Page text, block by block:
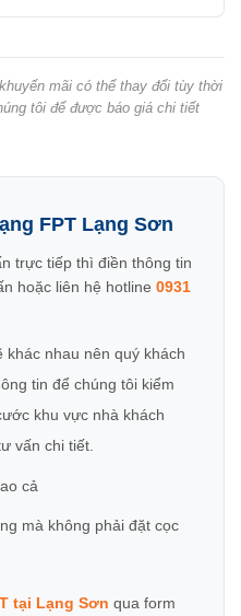
mãi có thể thay đổi tùy thời
tôi để được báo giá chi tiết
FPT Lạng Sơn
trực tiếp thì điền thông tin
hoặc liên hệ hotline 0931
nhau nên quý khách
tin để chúng tôi kiểm
khu vực nhà khách
vấn chi tiết.
cả
mà không phải đặt cọc
tại Lạng Sơn qua form